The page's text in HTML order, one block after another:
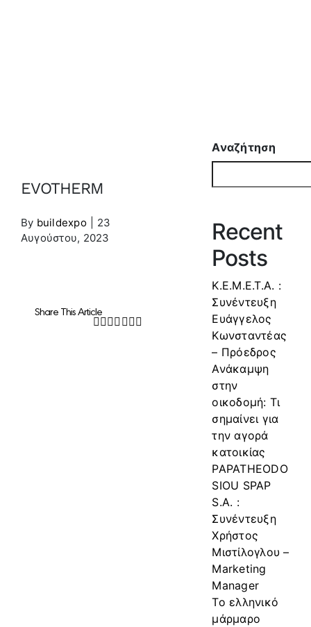
EVOTHERM
By buildexpo
23
Αυγούστου, 2023
Share This Article
Facebook
Twitter
LinkedIn
WhatsApp
Tumblr
Pinterest
Αναζήτηση
Recent
Posts
Κ.Ε.Μ.Ε.Τ.Α. :
Συνέντευξη
Ευάγγελος
Κωνσταντέας
– Πρόεδρος
Ανάκαμψη
στην
οικοδομή: Τι
σημαίνει για
την αγορά
κατοικίας
PAPATHEODO
SIOU SPAP
S.A. :
Συνέντευξη
Χρήστος
Μιστίλογλου –
Marketing
Manager
Το ελληνικό
μάρμαρο